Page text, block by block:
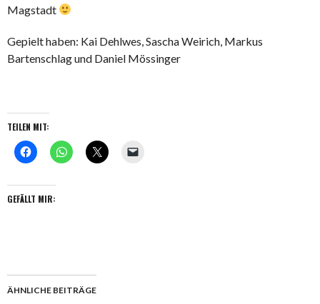
Magstadt
Gepielt haben: Kai Dehlwes, Sascha Weirich, Markus
Bartenschlag und Daniel Mössinger
TEILEN MIT:
GEFÄLLT MIR:
ÄHNLICHE BEITRÄGE